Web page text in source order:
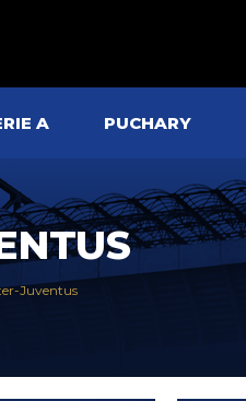
A PUCHARY
Juventus